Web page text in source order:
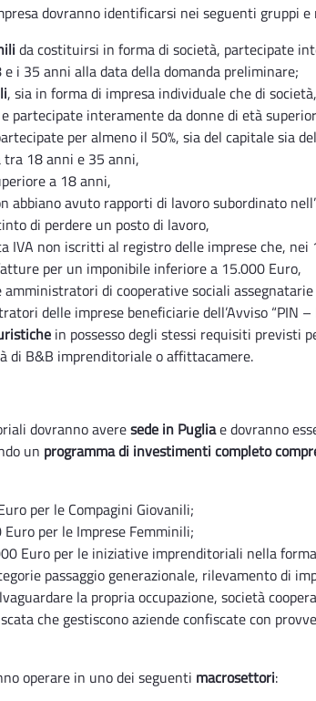
dovranno identificarsi nei seguenti gruppi
da costituirsi in forma di società, partecipate
i 35 anni alla data della domanda preliminare;
, sia in forma di impresa individuale che di
partecipate interamente da donne di età
per almeno il 50%, sia del capitale sia
tra 18 anni e 35 anni,
a 18 anni,
abbiano avuto rapporti di lavoro subordinato
di perdere un posto di lavoro,
IVA non iscritti al registro delle imprese che, nei
per un imponibile inferiore a 15.000 Euro,
amministratori di cooperative sociali
delle imprese beneficiarie dell’Avviso “PIN
in possesso degli stessi requisiti previsti
di B&B imprenditoriale o affittacamere.
dovranno averesede in Pugliae dovranno
un programma di investimenti completo
per le Compagini Giovanili;
per le Imprese Femminili;
Euro per le iniziative imprenditoriali nella
passaggio generazionale, rilevamento di
la propria occupazione, società
che gestiscono aziende confiscate con
operare in uno dei seguenti macrosettori: